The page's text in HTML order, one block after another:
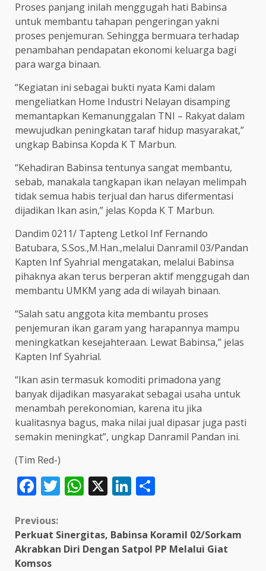
Proses panjang inilah menggugah hati Babinsa
untuk membantu tahapan pengeringan yakni
proses penjemuran. Sehingga bermuara terhadap
penambahan pendapatan ekonomi keluarga bagi
para warga binaan.
“Kegiatan ini sebagai bukti nyata Kami dalam
mengeliatkan Home Industri Nelayan disamping
memantapkan Kemanunggalan TNI – Rakyat dalam
mewujudkan peningkatan taraf hidup masyarakat,”
ungkap Babinsa Kopda K T Marbun.
“Kehadiran Babinsa tentunya sangat membantu,
sebab, manakala tangkapan ikan nelayan melimpah
tidak semua habis terjual dan harus difermentasi
dijadikan Ikan asin,” jelas Kopda K T Marbun.
Dandim 0211/ Tapteng Letkol Inf Fernando
Batubara, S.Sos.,M.Han.,melalui Danramil 03/Pandan
Kapten Inf Syahrial mengatakan, melalui Babinsa
pihaknya akan terus berperan aktif menggugah dan
membantu UMKM yang ada di wilayah binaan.
“Salah satu anggota kita membantu proses
penjemuran ikan garam yang harapannya mampu
meningkatkan kesejahteraan. Lewat Babinsa,” jelas
Kapten Inf Syahrial.
“Ikan asin termasuk komoditi primadona yang
banyak dijadikan masyarakat sebagai usaha untuk
menambah perekonomian, karena itu jika
kualitasnya bagus, maka nilai jual dipasar juga pasti
semakin meningkat”, ungkap Danramil Pandan ini.
(Tim Red-)
Facebook
Twitter
WhatsApp
X LinkedIn
Continue
Reading
Previous:
Perkuat Sinergitas, Babinsa Koramil 02/Sorkam
Akrabkan Diri Dengan Satpol PP Melalui Giat
Komsos